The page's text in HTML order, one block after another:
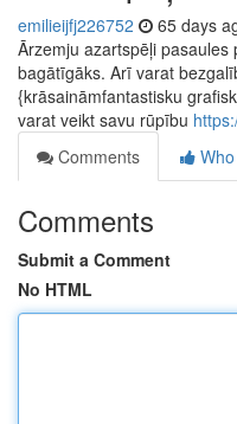
emilieijfj226752 65 days
Ārzemju azartspēļi
bagātīgāks. Arī varat
{krāsaināmfantastisku
varat veikt savu rūpību
Comments
Comments
Submit a Comment
No HTML